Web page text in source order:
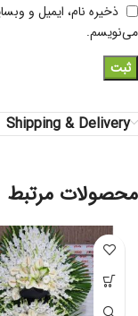
ذخیره نام، ایمیل و
می‌نویسم.
Shipping & Delivery
محصولات مرتبط